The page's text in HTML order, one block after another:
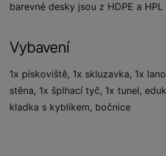
barevné desky jsou z HDPE a HPL
Vybavení
1x pískoviště, 1x skluzavka, 1x
stěna, 1x šplhací tyč, 1x tunel,
kladka s kyblíkem, bočnice